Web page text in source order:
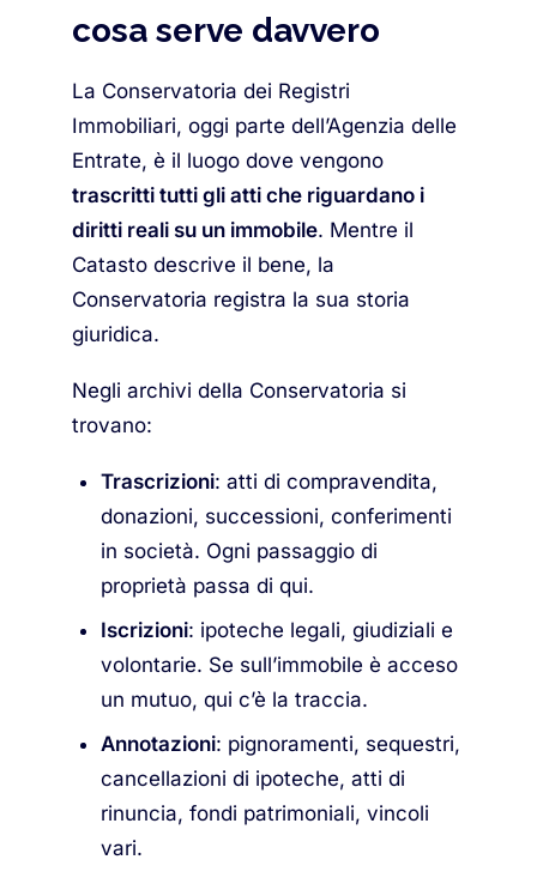
cosa serve davvero
La Conservatoria dei Registri
Immobiliari, oggi parte dell’Agenzia delle
Entrate, è il luogo dove vengono
trascritti tutti gli atti che riguardano i
diritti reali su un immobile. Mentre il
Catasto descrive il bene, la
Conservatoria registra la sua storia
giuridica.
Negli archivi della Conservatoria si
trovano:
Trascrizioni: atti di compravendita,
donazioni, successioni, conferimenti
in società. Ogni passaggio di
proprietà passa di qui.
Iscrizioni: ipoteche legali, giudiziali e
volontarie. Se sull’immobile è acceso
un mutuo, qui c’è la traccia.
Annotazioni: pignoramenti, sequestri,
cancellazioni di ipoteche, atti di
rinuncia, fondi patrimoniali, vincoli
vari.